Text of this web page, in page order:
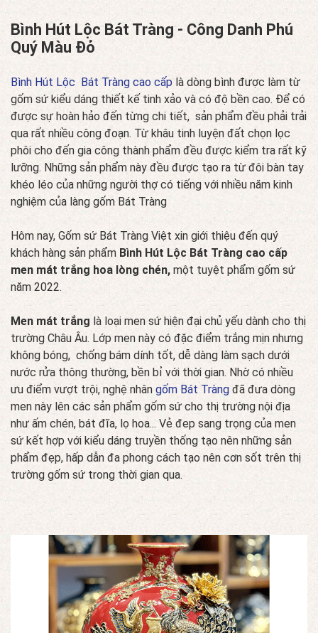
Bình Hút Lộc Bát Tràng - Công Danh Phú
Quý Màu Đỏ
Bình Hút Lộc Bát Tràng cao cấp là dòng bình được làm từ
gốm sứ kiểu dáng thiết kế tinh xảo và có độ bền cao. Để có
được sự hoàn hảo đến từng chi tiết, sản phẩm đều phải trải
qua rất nhiều công đoạn. Từ khâu tinh luyện đất chọn lọc
phôi cho đến gia công thành phẩm đều được kiểm tra rất kỹ
lưỡng. Những sản phẩm này đều được tạo ra từ đôi bàn tay
khéo léo của những người thợ có tiếng với nhiều năm kinh
nghiệm của làng gốm Bát Tràng
Hôm nay, Gốm sứ Bát Tràng Việt xin giới thiệu đến quý
khách hàng sản phẩm Bình Hút Lộc Bát Tràng cao cấp
men mát trắng hoa lòng chén, một tuyệt phẩm gốm sứ
năm 2022.
Men mát trắng là loại men sứ hiện đại chủ yếu dành cho thị
trường Châu Âu. Lớp men này có đặc điểm trắng mịn nhưng
không bóng, chống bám dính tốt, dễ dàng làm sạch dưới
nước rửa thông thường, bền bỉ với thời gian. Nhờ có nhiều
ưu điểm vượt trội, nghệ nhân gốm Bát Tràng đã đưa dòng
men này lên các sản phẩm gốm sứ cho thị trường nội địa
như ấm chén, bát đĩa, lọ hoa... Vẻ đep sang trọng của men
sứ kết hợp với kiểu dáng truyền thống tạo nên những sản
phẩm đẹp, hấp dẫn đa phong cách tạo nên cơn sốt trên thị
trường gốm sứ trong thời gian qua.